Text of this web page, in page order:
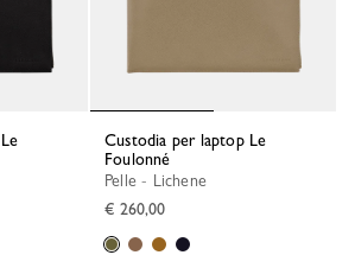
Custodia per laptop Le
Foulonné
Pelle - Lichene
€ 260,00